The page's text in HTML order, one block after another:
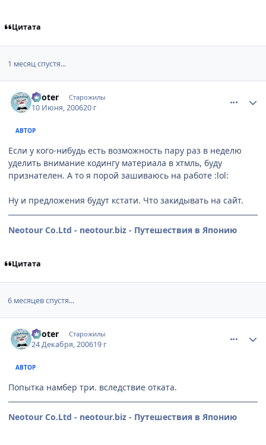
Цитата
1 месяц спустя...
Looter Старожилы
10 Июня, 200620 г
АВТОР
Если у кого-нибудь есть возможность пару раз в неделю
уделить внимание кодингу материала в хтмль, буду
признателен. А то я порой зашиваюсь на работе :lol:
Ну и предложения будут кстати. Что закидывать на сайт.
Neotour Co.Ltd - neotour.biz - Путешествия в Японию
Цитата
6 месяцев спустя...
Looter Старожилы
24 Декабря, 200619 г
АВТОР
Попытка намбер три. вследствие отката.
Neotour Co.Ltd - neotour.biz - Путешествия в Японию